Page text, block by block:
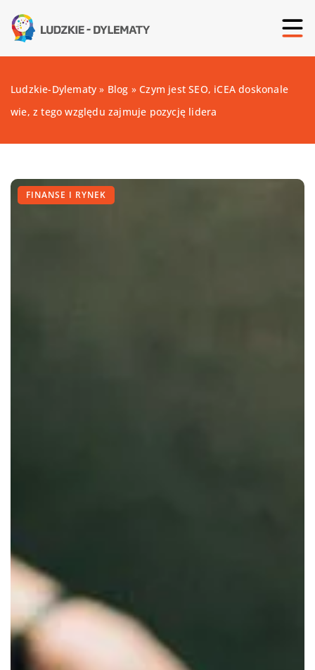
Ludzkie-Dylematy » Blog »Czym jest SEO, iCEA doskonale
wie, z tego względu zajmuje pozycję lidera
FINANSE I RYNEK